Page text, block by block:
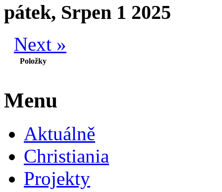
pátek, Srpen 1 2025
Next »
Položky
Menu
Aktuálně
Christiania
Projekty